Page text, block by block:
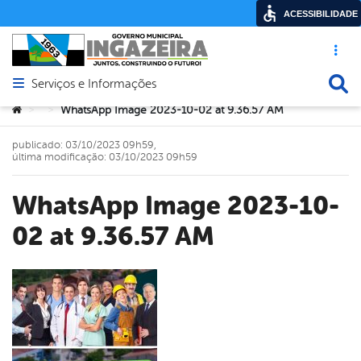
Acesso
Abrir menu principal de navegação
Serviços e Informações
Você está aqui:
> > WhatsApp Image 2023-10-02 at 9.36.57 AM
WhatsApp Image 2023-10-
02 at 9.36.57 AM
publicado: 03/10/2023 09h59,
última modificação: 03/10/2023 09h59
ACESSIBILIDADE